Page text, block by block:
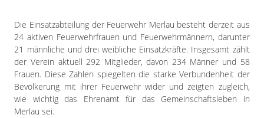
Die Einsatzabteilung der Feuerwehr Merlau besteht derzeit aus
24 aktiven Feuerwehrfrauen und Feuerwehrmännern, darunter
21 männliche und drei weibliche Einsatzkräfte. Insgesamt zählt
der Verein aktuell 292 Mitglieder, davon 234 Männer und 58
Frauen. Diese Zahlen spiegelten die starke Verbundenheit der
Bevölkerung mit ihrer Feuerwehr wider und zeigten zugleich,
wie wichtig das Ehrenamt für das Gemeinschaftsleben in
Merlau sei.